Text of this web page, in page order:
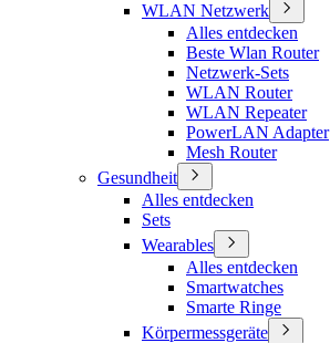
WLAN Netzwerk
Alles entdecken
Beste Wlan Router
Netzwerk-Sets
WLAN Router
WLAN Repeater
PowerLAN Adapter
Mesh Router
Gesundheit
Alles entdecken
Sets
Wearables
Alles entdecken
Smartwatches
Smarte Ringe
Körpermessgeräte